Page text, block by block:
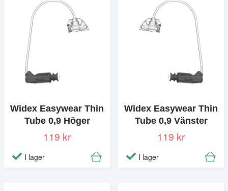
Widex Easywear Thin
Tube 0,9 Höger
119 kr
I lager
Widex Easywear Thin
Tube 0,9 Vänster
119 kr
I lager